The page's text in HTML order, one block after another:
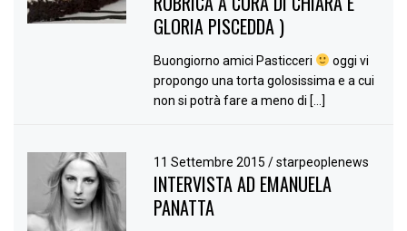
GLORIA PISCEDDA )
Buongiorno amici Pasticceri
oggi vi
propongo una torta golosissima e a cui
non si potrà fare a meno di […]
11 Settembre 2015/ starpeoplenews
INTERVISTA AD EMANUELA
PANATTA